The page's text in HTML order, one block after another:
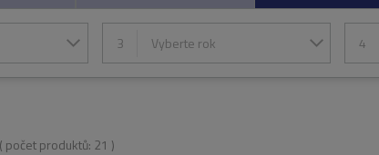
3 Vyberte rok 4
( počet produktů: 21 )